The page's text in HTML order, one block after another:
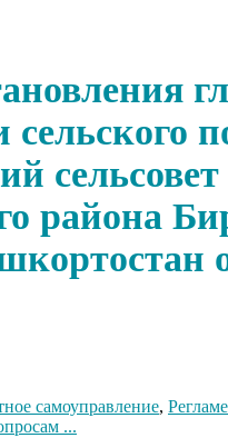
сельсовет
района
самоуправление,
...